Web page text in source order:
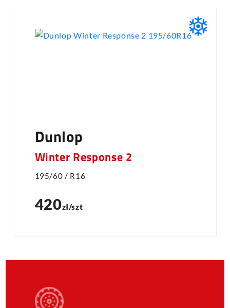
Dunlop
Winter Response 2
195/60 / R16
420zł/szt